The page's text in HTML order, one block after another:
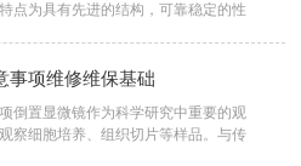
点为具有先进的结构，可靠稳定的性
事项维修维保基础
倒置显微镜作为科学研究中重要的观
察细胞培养、组织切片等样品。与传